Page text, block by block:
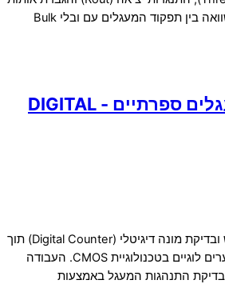
(Gain). בנוסף, בוצעה השוואה בין תפקוד המעגלים עם ובלי Bulk
מעבדה בתכן מעגלים ספרתיים - DIGITAL
הדוח עוסק בתכנון, מימוש ובדיקת מונה דיגיטלי (Digital Counter) תוך
שימוש ב-T Flip-Flop ושערים לוגיים בטכנולוגיית CMOS. העבודה
מונה 4 ביט, בדיקת התנהגות המעגל באמצעות